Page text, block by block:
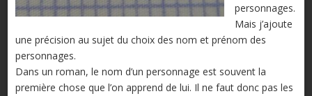
personnages.
Mais j’ajoute
une précision au sujet du choix des nom et prénom des
personnages.
Dans un roman, le nom d’un personnage est souvent la
première chose que l’on apprend de lui. Il ne faut donc pas les